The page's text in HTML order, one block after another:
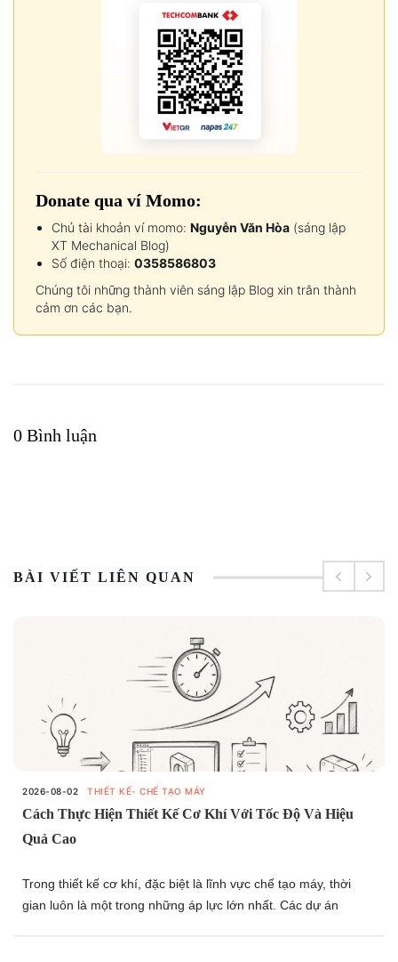
Donate qua ví Momo:
Chủ tài khoản ví momo: Nguyễn Văn Hòa (sáng lập
XT Mechanical Blog)
Số điện thoại: 0358586803
Chúng tôi những thành viên sáng lập Blog xin trân thành
cảm ơn các bạn.
0 Bình luận
BÀI VIẾT LIÊN QUAN
2026-08-02 THIẾT KẾ- CHẾ TẠO MÁY
Cách Thực Hiện Thiết Kế Cơ Khí Với Tốc Độ Và Hiệu
Quả Cao
Trong thiết kế cơ khí, đặc biệt là lĩnh vực chế tạo máy, thời
gian luôn là một trong những áp lực lớn nhất. Các dự án